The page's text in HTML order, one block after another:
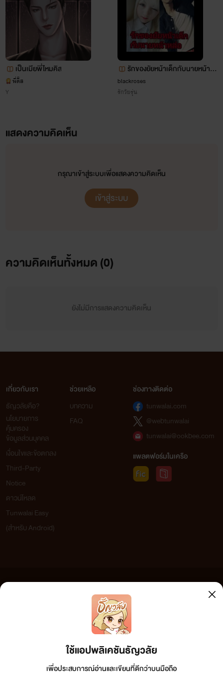
'ไวน์ สาวหล่อมาดนิ่งผู้ที่ยังรอคอยความรักครั้งเก่าจะหวน
กลับมาอีกครั้งแม้ว่าเธอจะรอมานานกว่าสามปีแล้วก็ตาม'*คนเรา
มีสิ่งที่รอคอยต่างกันเสมอ*
'บีบี สาวหล่อสุดจี๊ดคารมดีเยี่ยมเธอถูกคนรักทิ้งไปกับชาย
หนุ่มอย่างไม่ใยดี เธอเสียใจอยู่พักนึงก็เริ่มกลับมาเป็นคน
เดิม'*อย่างบีบีเจ็บกว่านี้มีอีกไหม*
เป็นเมียพี่ไหมคิส
พี่ติ๊ส
Y
รักของยัยหน้าเด็กกับนายหน้าห
ล่อ
blackroses
รักวัยรุ่น
แสดงความคิดเห็น
กรุณาเข้าสู่ระบบเพื่อแสดงความคิดเห็น
เข้าสู่ระบบ
ความคิดเห็นทั้งหมด (0)
ยังไม่มีการแสดงความคิดเห็น
ใช้แอปพลิเคชันธัญวลัย
เพื่อประสบการณ์อ่านและเขียนที่ดีกว่าบนมือถือ
เกี่ยวกับเรา
ธัญวลัยคือ?
นโยบายการ
คุ้มครอง
ข้อมูลส่วนบุคคล
เงื่อนไขและข้อตกลง
Third-Party
Notice
ดาวน์โหลด
Tunwalai Easy
(สำหรับ Android)
ช่วยเหลือ
บทความ
FAQ
ช่องทางติดต่อ
tunwalai.com
@webtunwalai
tunwalai@ookbee.com
แพลตฟอร์มในเครือ
เว็บไซต์แห่งนี้ไม่ได้เห็นด้วยและไม่ขอรับผิดชอบต่อข้อความใดๆ ทั้งสิ้น ดังนั้นผู้อ่านทุกท่านโปรดใช้
วิจารณญาณในการกลั่นกรองด้วยตนเอง และหากท่านพบข้อความใดๆ ที่ขัดต่อกฎหมายและศีลธรรม
กรุณาแจ้งมาที่ tunwalai@ookbee.com เพื่อทีมงานจะได้ดำเนินการในทันที ทั้งนี้ ทางเว็บไซต์ขอสงวน
ลิขสิทธิ์ตามพระราชบัญญัติลิขสิทธิ์ (ฉบับเพิ่มเติม) พ.ศ.2558